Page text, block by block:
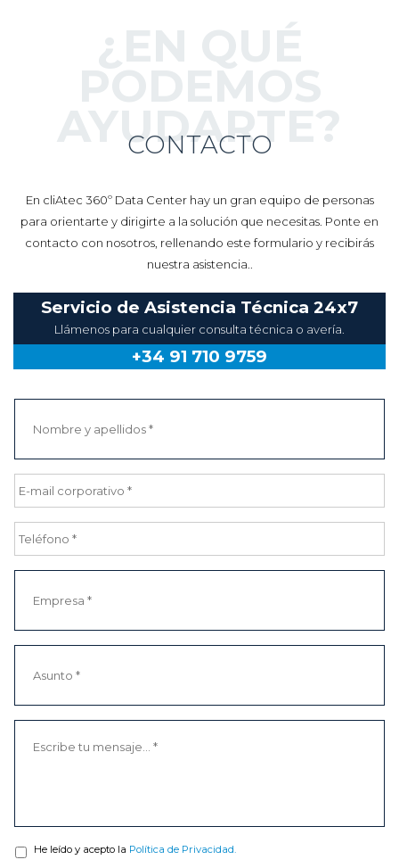
AYUDARTE?
CONTACTO
En cliAtec 360º Data Center hay un gran equipo de personas
para orientarte y dirigirte a la solución que necesitas. Ponte en
contacto con nosotros, rellenando este formulario y recibirás
nuestra asistencia..
Servicio de Asistencia Técnica 24x7
Llámenos para cualquier consulta técnica o avería.
+34 91 710 9759
He leído y acepto la Política de Privacidad.